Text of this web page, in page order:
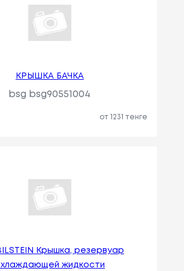
КРЫШКА БАЧКА
bsg bsg90551004
от 1231 тенге
Крышка, резервуар
жидкости